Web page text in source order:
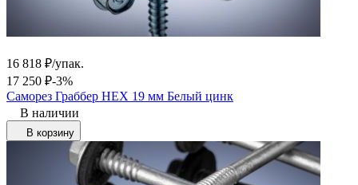
16 818 ₽/упак.
17 250 ₽-3%
Саморез Граббер HEX 19 мм Белый цинк
В наличии
В корзину